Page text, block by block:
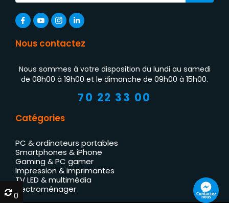
Nous contactez
Nous sommes à votre disposition du lundi au samedi
de 08h00 à 19h00 et le dimanche de 09h00 à 15h00.
70 22 33 00
Catégories
PC & ordinateurs portables
Smartphones & iPhone
Gaming & PC gamer
Impression & imprimantes
TV LED & multimédia
Électroménager
Contactez
nous
0
0